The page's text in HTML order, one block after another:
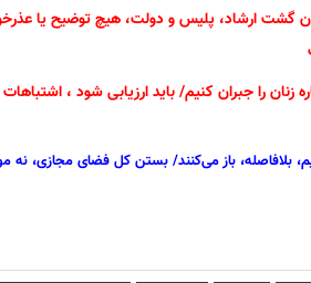
گشت ارشاد، پلیس و دولت، هیچ توضیح یا
را جبران کنیم/ باید ارزیابی شود ،
بلافاصله، باز می‌کنند/ بستن کل فضای مجازی، نه